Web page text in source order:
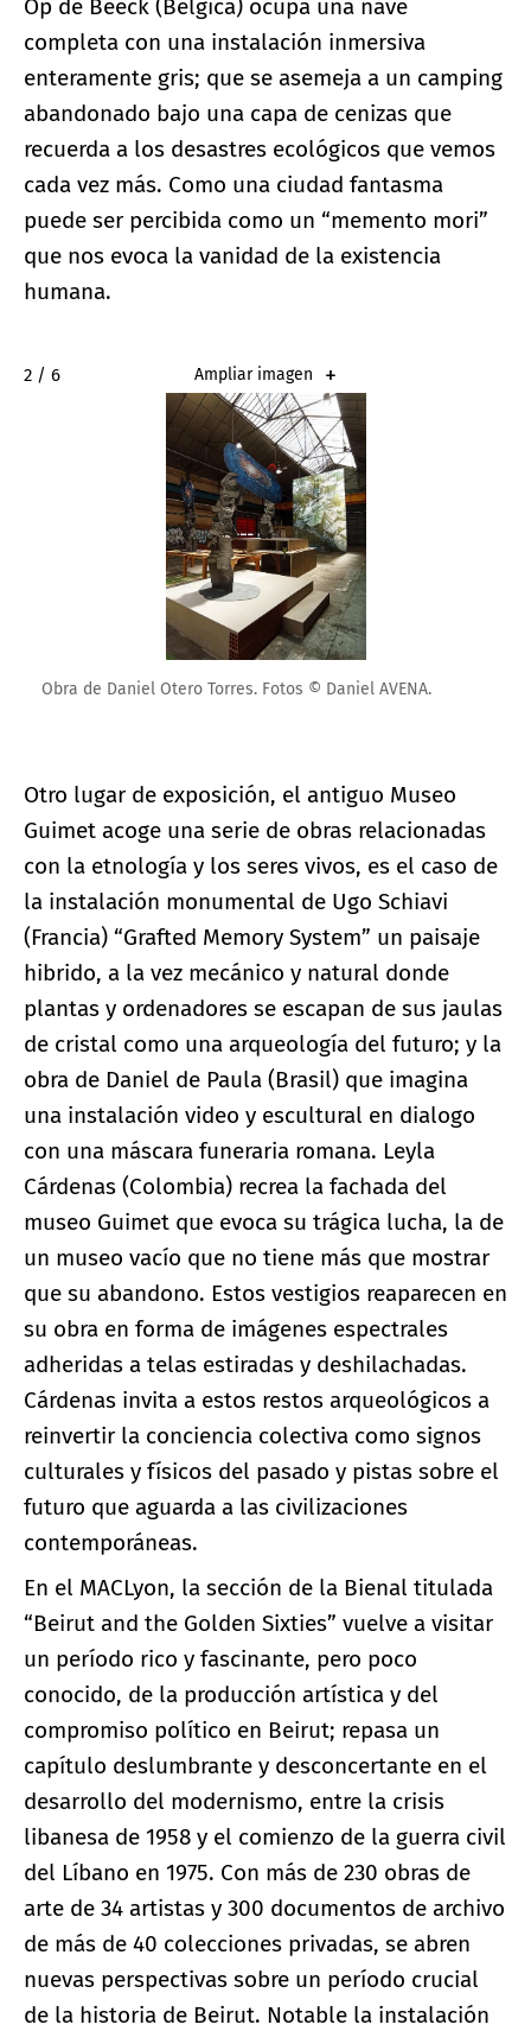
Op de Beeck (Bélgica) ocupa una nave
completa con una instalación inmersiva
enteramente gris; que se asemeja a un camping
abandonado bajo una capa de cenizas que
recuerda a los desastres ecológicos que vemos
cada vez más. Como una ciudad fantasma
puede ser percibida como un “memento mori”
que nos evoca la vanidad de la existencia
humana.
2 / 6 Ampliar imagen
Obra de Daniel Otero Torres. Fotos © Daniel AVENA.
Otro lugar de exposición, el antiguo Museo
Guimet acoge una serie de obras relacionadas
con la etnología y los seres vivos, es el caso de
la instalación monumental de Ugo Schiavi
(Francia) “Grafted Memory System” un paisaje
hibrido, a la vez mecánico y natural donde
plantas y ordenadores se escapan de sus jaulas
de cristal como una arqueología del futuro; y la
obra de Daniel de Paula (Brasil) que imagina
una instalación video y escultural en dialogo
con una máscara funeraria romana. Leyla
Cárdenas (Colombia) recrea la fachada del
museo Guimet que evoca su trágica lucha, la de
un museo vacío que no tiene más que mostrar
que su abandono. Estos vestigios reaparecen en
su obra en forma de imágenes espectrales
adheridas a telas estiradas y deshilachadas.
Cárdenas invita a estos restos arqueológicos a
reinvertir la conciencia colectiva como signos
culturales y físicos del pasado y pistas sobre el
futuro que aguarda a las civilizaciones
contemporáneas.
En el MACLyon, la sección de la Bienal titulada
“Beirut and the Golden Sixties” vuelve a visitar
un período rico y fascinante, pero poco
conocido, de la producción artística y del
compromiso político en Beirut; repasa un
capítulo deslumbrante y desconcertante en el
desarrollo del modernismo, entre la crisis
libanesa de 1958 y el comienzo de la guerra civil
del Líbano en 1975. Con más de 230 obras de
arte de 34 artistas y 300 documentos de archivo
de más de 40 colecciones privadas, se abren
nuevas perspectivas sobre un período crucial
de la historia de Beirut. Notable la instalación